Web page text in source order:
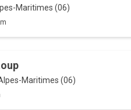
Maritimes (06)
Maritimes (06)